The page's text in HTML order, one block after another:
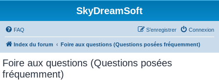
SkyDreamSoft
FAQ Connexion
S’enregistrer
Index du forum Foire aux questions (Questions posées fréquemment)
Foire aux questions (Questions posées
fréquemment)